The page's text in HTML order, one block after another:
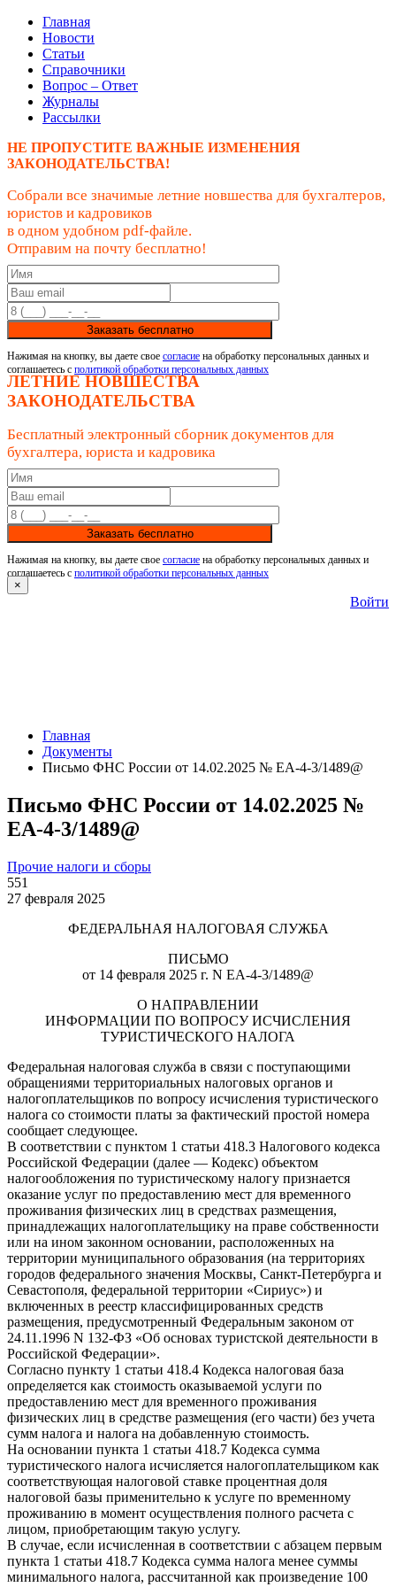
Главная
Новости
Статьи
Справочники
Вопрос – Ответ
Журналы
Рассылки
НЕ ПРОПУСТИТЕ ВАЖНЫЕ ИЗМЕНЕНИЯ
ЗАКОНОДАТЕЛЬСТВА!
Собрали все значимые летние новшества для бухгалтеров,
юристов и кадровиков
в одном удобном pdf-файле.
Отправим на почту бесплатно!
Заказать бесплатно
Нажимая на кнопку, вы даете свое согласие на обработку персональных данных и
соглашаетесь с политикой обработки персональных данных
ЛЕТНИЕ НОВШЕСТВА
ЗАКОНОДАТЕЛЬСТВА
Бесплатный электронный сборник документов для
бухгалтера, юриста и кадровика
Заказать бесплатно
Нажимая на кнопку, вы даете свое согласие на обработку персональных данных и
соглашаетесь с политикой обработки персональных данных
×
Войти
Главная
Документы
Письмо ФНС России от 14.02.2025 № ЕА-4-3/1489@
Письмо ФНС России от 14.02.2025 №
ЕА-4-3/1489@
Прочие налоги и сборы
551
27 февраля 2025
ФЕДЕРАЛЬНАЯ НАЛОГОВАЯ СЛУЖБА
ПИСЬМО
от 14 февраля 2025 г. N ЕА-4-3/1489@
О НАПРАВЛЕНИИ
ИНФОРМАЦИИ ПО ВОПРОСУ ИСЧИСЛЕНИЯ
ТУРИСТИЧЕСКОГО НАЛОГА
Федеральная налоговая служба в связи с поступающими
обращениями территориальных налоговых органов и
налогоплательщиков по вопросу исчисления туристического
налога со стоимости платы за фактический простой номера
сообщает следующее.
В соответствии с пунктом 1 статьи 418.3 Налогового кодекса
Российской Федерации (далее — Кодекс) объектом
налогообложения по туристическому налогу признается
оказание услуг по предоставлению мест для временного
проживания физических лиц в средствах размещения,
принадлежащих налогоплательщику на праве собственности
или на ином законном основании, расположенных на
территории муниципального образования (на территориях
городов федерального значения Москвы, Санкт-Петербурга и
Севастополя, федеральной территории «Сириус») и
включенных в реестр классифицированных средств
размещения, предусмотренный Федеральным законом от
24.11.1996 N 132-ФЗ «Об основах туристской деятельности в
Российской Федерации».
Согласно пункту 1 статьи 418.4 Кодекса налоговая база
определяется как стоимость оказываемой услуги по
предоставлению мест для временного проживания
физических лиц в средстве размещения (его части) без учета
сумм налога и налога на добавленную стоимость.
На основании пункта 1 статьи 418.7 Кодекса сумма
туристического налога исчисляется налогоплательщиком как
соответствующая налоговой ставке процентная доля
налоговой базы применительно к услуге по временному
проживанию в момент осуществления полного расчета с
лицом, приобретающим такую услугу.
В случае, если исчисленная в соответствии с абзацем первым
пункта 1 статьи 418.7 Кодекса сумма налога менее суммы
минимального налога, рассчитанной как произведение 100